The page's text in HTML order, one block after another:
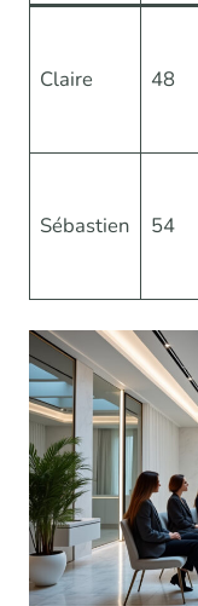
Claire 48
Sébastien 54